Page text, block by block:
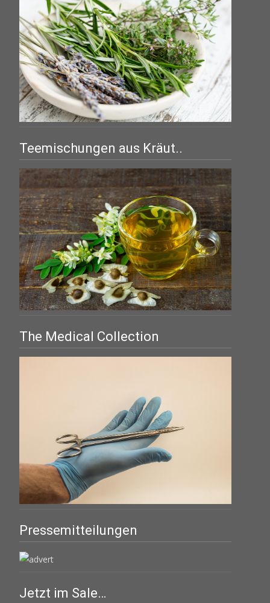
Teemischungen aus Kräut..
The Medical Collection
Pressemitteilungen
Jetzt im Sale…